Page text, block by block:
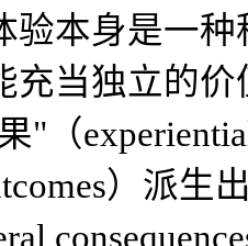
验本身是一
充当独立的
"（
）派